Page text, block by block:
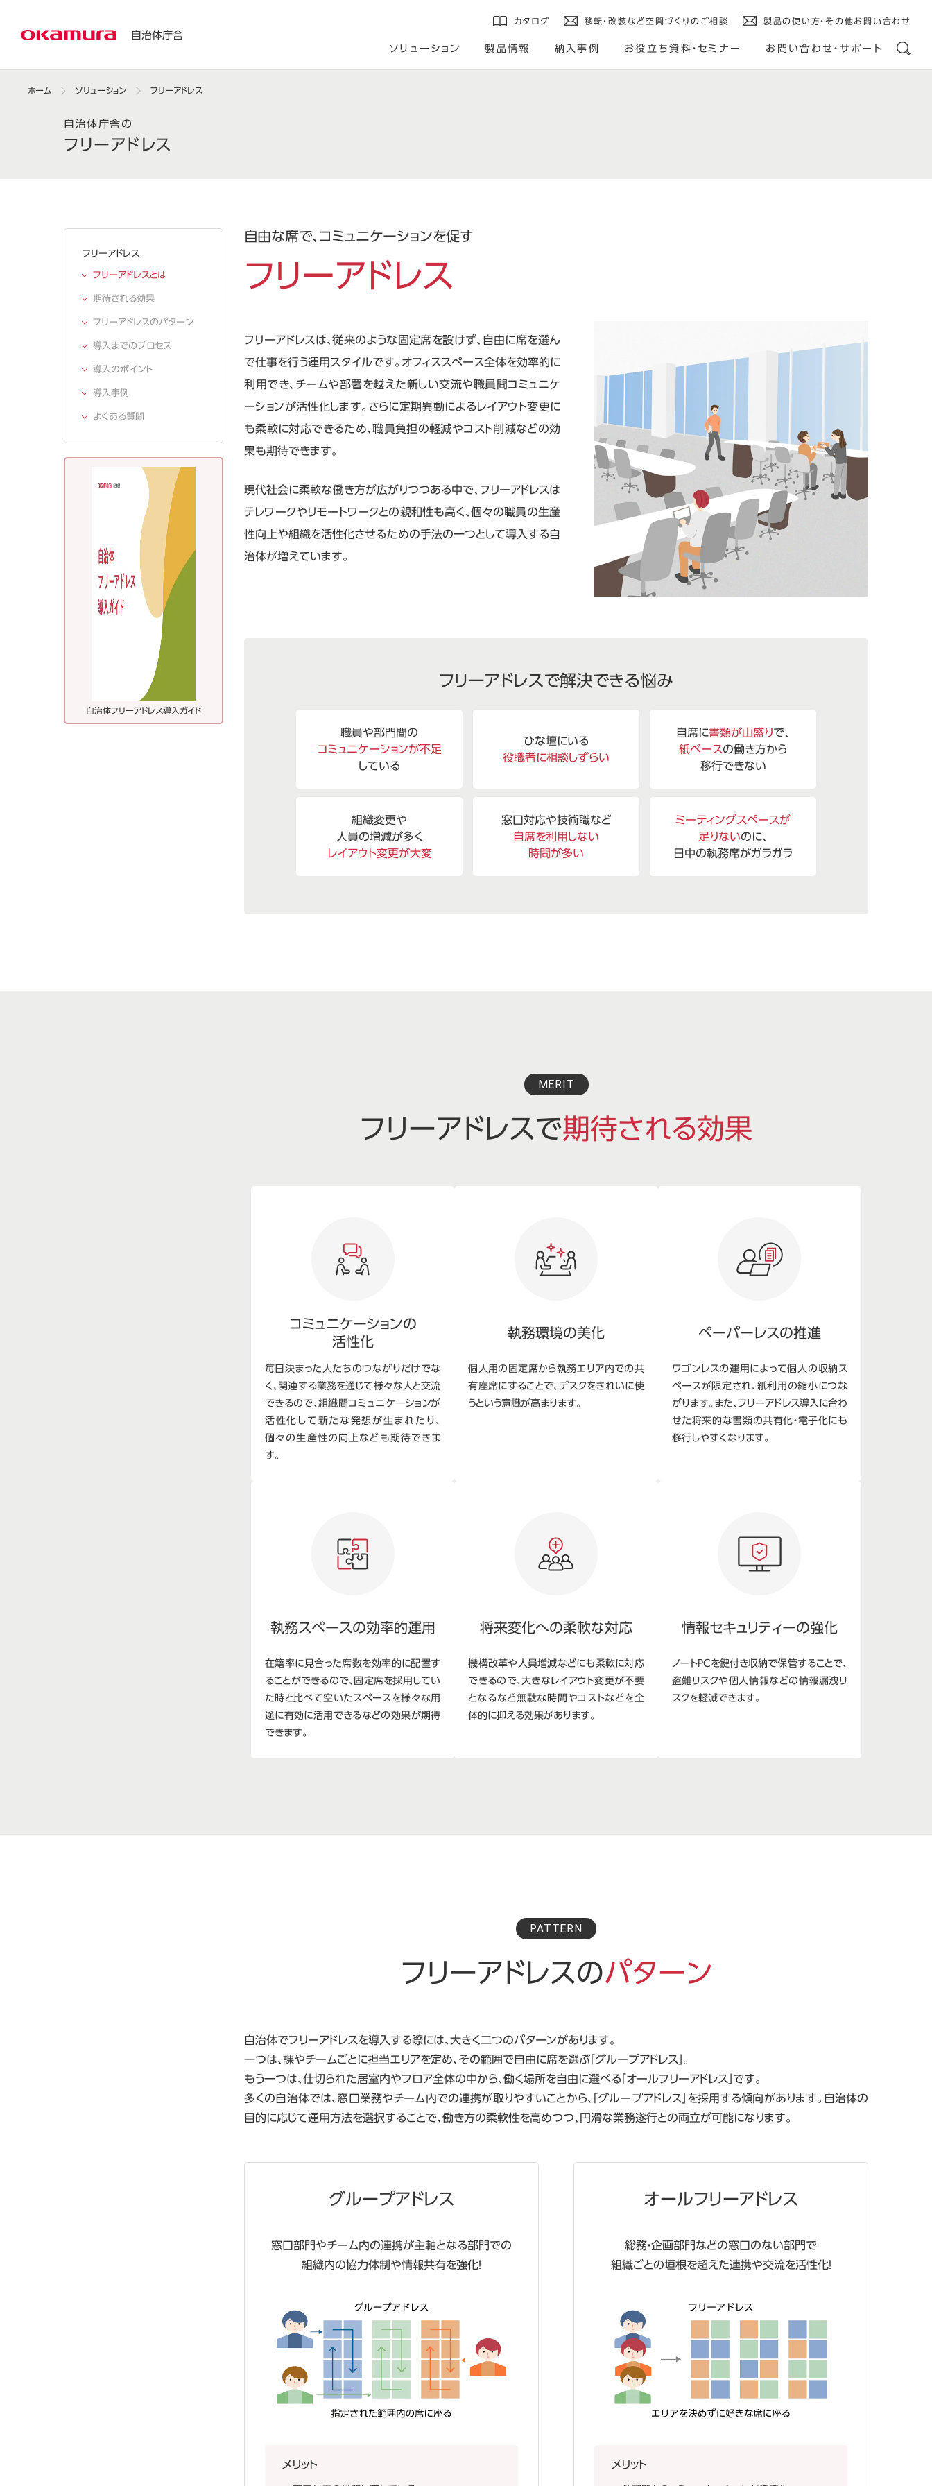
自治体庁舎
カタログ 移転・改装など空間づくりのご相談 製品の使い方・その他お問い合わせ
ソリューション 製品情報 納入事例 お役立ち資料・セミナー お問い合わせ・サポート
ホーム ソリューション フリーアドレス
自治体庁舎の
フリーアドレス
フリーアドレス
フリーアドレスとは
期待される効果
フリーアドレスのパターン
導入までのプロセス
導入のポイント
導入事例
よくある質問
自治体フリーアドレス導入ガイド
自由な席で、コミュニケーションを促す
フリーアドレス
フリーアドレスは、従来のような固定席を設けず、自由に席を選ん
で仕事を行う運用スタイルです。オフィススペース全体を効率的に
利用でき、チームや部署を越えた新しい交流や職員間コミュニケ
ーションが活性化します。さらに定期異動によるレイアウト変更に
も柔軟に対応できるため、職員負担の軽減やコスト削減などの効
果も期待できます。
現代社会に柔軟な働き方が広がりつつある中で、フリーアドレスは
テレワークやリモートワークとの親和性も高く、個々の職員の生産
性向上や組織を活性化させるための手法の一つとして導入する自
治体が増えています。
フリーアドレスで解決できる悩み
職員や部門間の
コミュニケーションが不足
している
ひな壇にいる
役職者に相談しずらい
自席に書類が山盛りで、
紙ベースの働き方から
移行できない
組織変更や
人員の増減が多く
レイアウト変更が大変
窓口対応や技術職など
自席を利用しない
時間が多い
ミーティングスペースが
足りないのに、
日中の執務席がガラガラ
MERIT
フリーアドレスで期待される効果
コミュニケーションの
活性化
毎日決まった人たちのつながりだけでな
く、関連する業務を通じて様々な人と交流
できるので、組織間コミュニケ―ションが
活性化して新たな発想が生まれたり、
個々の生産性の向上なども期待できま
す。
執務環境の美化
個人用の固定席から執務エリア内での共
有座席にすることで、デスクをきれいに使
うという意識が高まります。
ペーパーレスの推進
ワゴンレスの運用によって個人の収納ス
ペースが限定され、紙利用の縮小につな
がります。また、フリーアドレス導入に合わ
せた将来的な書類の共有化・電子化にも
移行しやすくなります。
執務スペースの効率的運用
在籍率に見合った席数を効率的に配置す
ることができるので、固定席を採用してい
た時と比べて空いたスペースを様々な用
途に有効に活用できるなどの効果が期待
できます。
将来変化への柔軟な対応
機構改革や人員増減などにも柔軟に対応
できるので、大きなレイアウト変更が不要
となるなど無駄な時間やコストなどを全
体的に抑える効果があります。
情報セキュリティーの強化
ノートPCを鍵付き収納で保管することで、
盗難リスクや個人情報などの情報漏洩リ
スクを軽減できます。
PATTERN
フリーアドレスのパターン
自治体でフリーアドレスを導入する際には、大きく二つのパターンがあります。
一つは、課やチームごとに担当エリアを定め、その範囲で自由に席を選ぶ「グループアドレス」。
もう一つは、仕切られた居室内やフロア全体の中から、働く場所を自由に選べる「オールフリーアドレス」です。
多くの自治体では、窓口業務やチーム内での連携が取りやすいことから、「グループアドレス」を採用する傾向があります。自治体の
目的に応じて運用方法を選択することで、働き方の柔軟性を高めつつ、円滑な業務遂行との両立が可能になります。
グループアドレス
窓口部門やチーム内の連携が主軸となる部門での
組織内の協力体制や情報共有を強化！
メリット
オールフリーアドレス
総務・企画部門などの窓口のない部門で
組織ごとの垣根を超えた連携や交流を活性化！
メリット